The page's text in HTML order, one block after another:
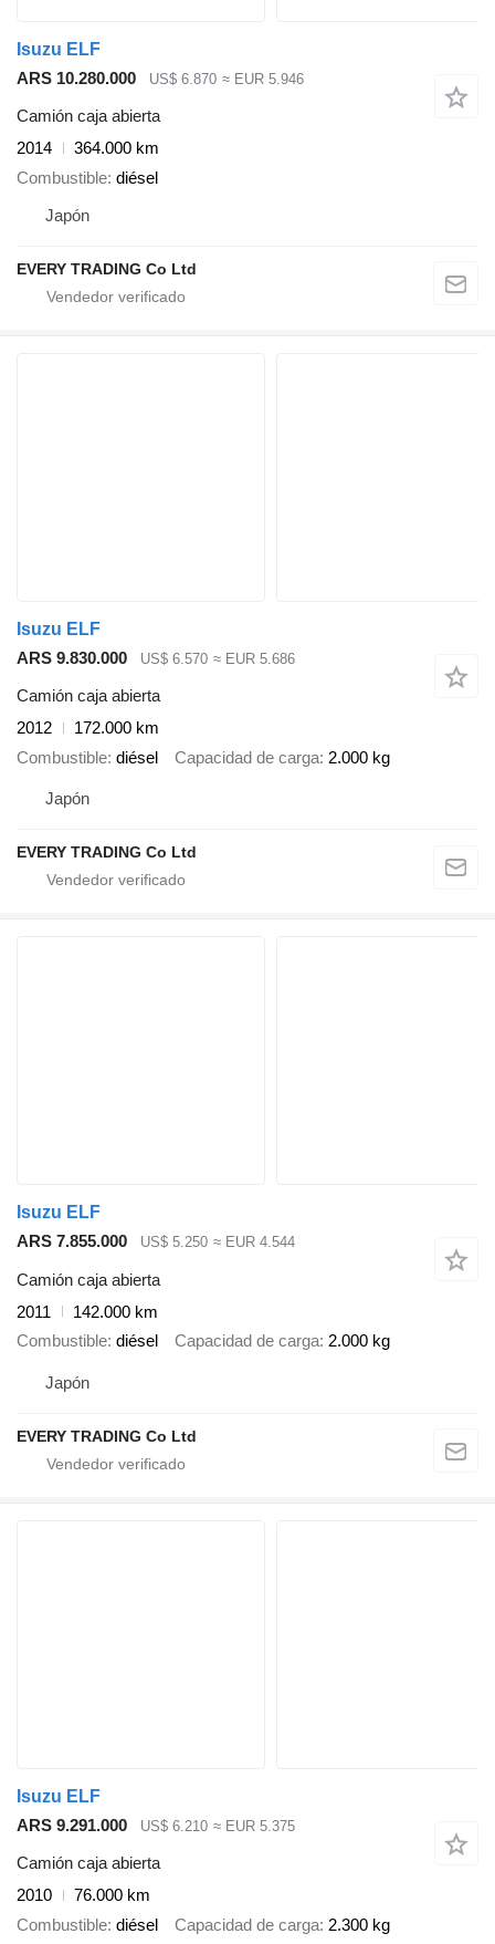
Isuzu ELF
ARS 10.280.000
US$ 6.870 ≈ EUR 5.946
Camión caja abierta
2014
364.000 km
Combustible diésel
Japón
EVERY TRADING Co Ltd
Isuzu ELF
ARS 9.830.000
US$ 6.570 ≈ EUR 5.686
Camión caja abierta
2012
172.000 km
Combustible diésel Capacidad de carga 2.000 kg
Japón
EVERY TRADING Co Ltd
Isuzu ELF
ARS 7.855.000
US$ 5.250 ≈ EUR 4.544
Camión caja abierta
2011
142.000 km
Combustible diésel Capacidad de carga 2.000 kg
Japón
EVERY TRADING Co Ltd
Isuzu ELF
ARS 9.291.000
US$ 6.210 ≈ EUR 5.375
Camión caja abierta
2010
76.000 km
Combustible diésel Capacidad de carga 2.300 kg